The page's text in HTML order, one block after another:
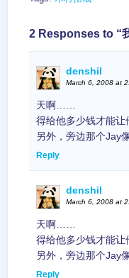
2 Responses to “
denshil
March 6, 2008 at
天啊……
得给他多少钱才能让
另外，旁边那个Jay
Reply
denshil
March 6, 2008 at
天啊……
得给他多少钱才能让
另外，旁边那个Jay
Reply